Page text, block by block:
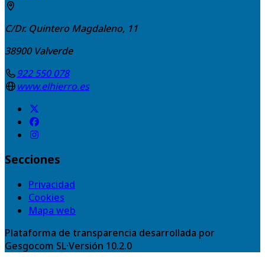
C/Dr. Quintero Magdaleno, 11
38900 Valverde
922 550 078
www.elhierro.es
Secciones
Privacidad
Cookies
Mapa web
Plataforma de transparencia desarrollada por
Gesgocom SL·Versión 10.2.0